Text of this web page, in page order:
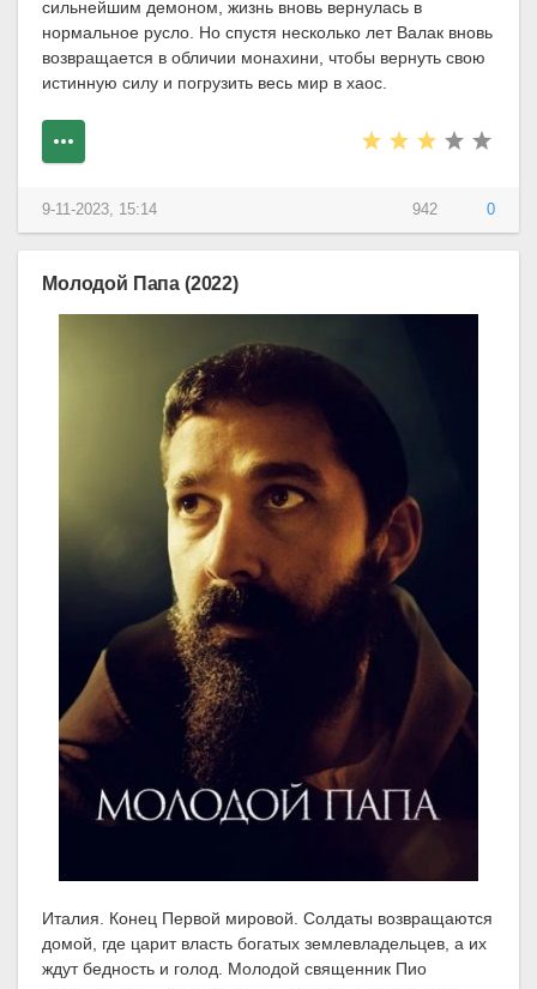
сильнейшим демоном, жизнь вновь вернулась в
нормальное русло. Но спустя несколько лет Валак вновь
возвращается в обличии монахини, чтобы вернуть свою
истинную силу и погрузить весь мир в хаос.
942 0
9-11-2023, 15:14
Молодой Папа (2022)
Италия. Конец Первой мировой. Солдаты возвращаются
домой, где царит власть богатых землевладельцев, а их
ждут бедность и голод. Молодой священник Пио